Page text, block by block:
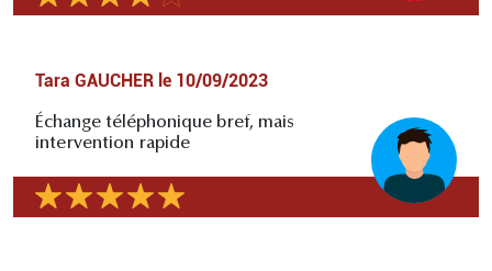
Tara GAUCHER le 10/09/2023
Échange téléphonique bref, mais
intervention rapide